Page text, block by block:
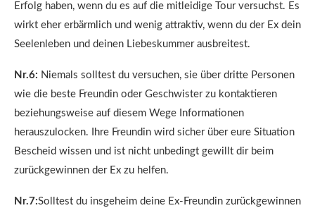
Erfolg haben, wenn du es auf die mitleidige Tour versuchst. Es
wirkt eher erbärmlich und wenig attraktiv, wenn du der Ex dein
Seelenleben und deinen Liebeskummer ausbreitest.
Nr.6: Niemals solltest du versuchen, sie über dritte Personen
wie die beste Freundin oder Geschwister zu kontaktieren
beziehungsweise auf diesem Wege Informationen
herauszulocken. Ihre Freundin wird sicher über eure Situation
Bescheid wissen und ist nicht unbedingt gewillt dir beim
zurückgewinnen der Ex zu helfen.
Nr.7:Solltest du insgeheim deine Ex-Freundin zurückgewinnen